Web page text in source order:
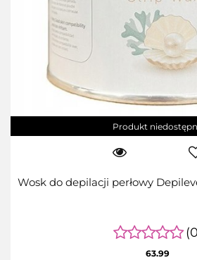
Produkt
Wosk do depilacji perłowy
63.99